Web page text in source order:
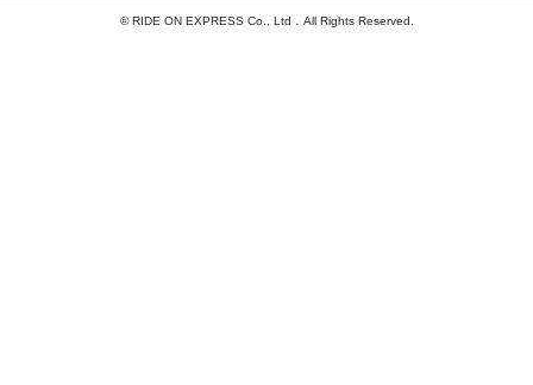
© RIDE ON EXPRESS Co., Ltd．All Rights Reserved.